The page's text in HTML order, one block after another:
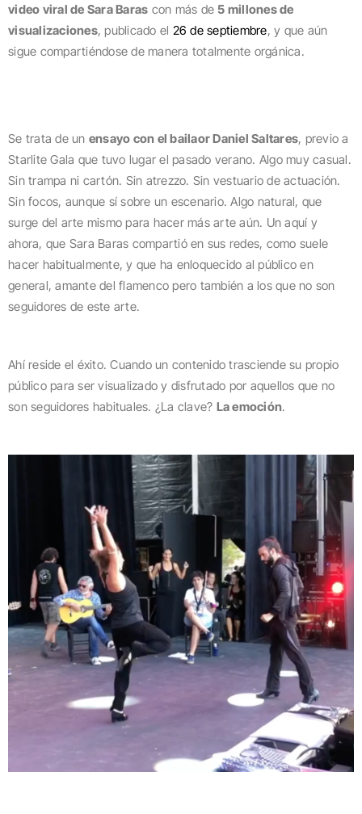
video viral de Sara Baras con más de5 millones de
visualizaciones, publicado el 26 de septiembre, y que aún
sigue compartiéndose de manera totalmente orgánica.
Se trata de un ensayo con el bailaor Daniel Saltares, previo a
Starlite Gala que tuvo lugar el pasado verano. Algo muy casual.
Sin trampa ni cartón. Sin atrezzo. Sin vestuario de actuación.
Sin focos, aunque sí sobre un escenario. Algo natural, que
surge del arte mismo para hacer más arte aún. Un aquí y
ahora, que Sara Baras compartió en sus redes, como suele
hacer habitualmente, y que ha enloquecido al público en
general, amante del flamenco pero también a los que no son
seguidores de este arte.
Ahí reside el éxito. Cuando un contenido trasciende su propio
público para ser visualizado y disfrutado por aquellos que no
son seguidores habituales. ¿La clave? La emoción.